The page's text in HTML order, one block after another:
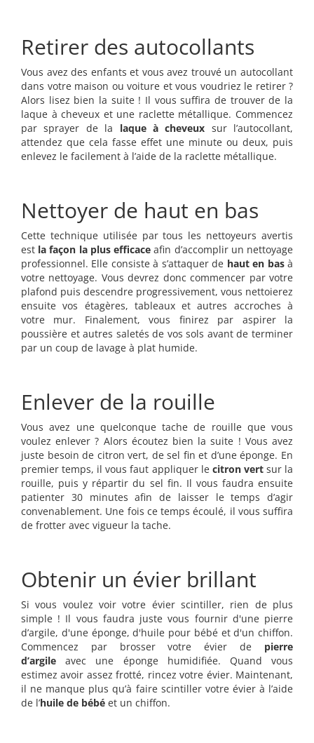
Retirer des autocollants
Vous avez des enfants et vous avez trouvé un autocollant
dans votre maison ou voiture et vous voudriez le retirer ?
Alors lisez bien la suite ! Il vous suffira de trouver de la
laque à cheveux et une raclette métallique. Commencez
par sprayer de la laque à cheveux sur l’autocollant,
attendez que cela fasse effet une minute ou deux, puis
enlevez le facilement à l’aide de la raclette métallique.
Nettoyer de haut en bas
Cette technique utilisée par tous les nettoyeurs avertis
est la façon la plus efficace afin d’accomplir un nettoyage
professionnel. Elle consiste à s’attaquer de haut en basà
votre nettoyage. Vous devrez donc commencer par votre
plafond puis descendre progressivement, vous nettoierez
ensuite vos étagères, tableaux et autres accroches à
votre mur. Finalement, vous finirez par aspirer la
poussière et autres saletés de vos sols avant de terminer
par un coup de lavage à plat humide.
Enlever de la rouille
Vous avez une quelconque tache de rouille que vous
voulez enlever ? Alors écoutez bien la suite ! Vous avez
juste besoin de citron vert, de sel fin et d’une éponge. En
premier temps, il vous faut appliquer le citron vertsur la
rouille, puis y répartir du sel fin. Il vous faudra ensuite
patienter 30 minutes afin de laisser le temps d’agir
convenablement. Une fois ce temps écoulé, il vous suffira
de frotter avec vigueur la tache.
Obtenir un évier brillant
Si vous voulez voir votre évier scintiller, rien de plus
simple ! Il vous faudra juste vous fournir d'une pierre
d’argile, d'une éponge, d'huile pour bébé et d'un chiffon.
Commencez par brosser votre évier de pierre
d’argileavec une éponge humidifiée. Quand vous
estimez avoir assez frotté, rincez votre évier. Maintenant,
il ne manque plus qu’à faire scintiller votre évier à l’aide
de l’huile de bébé et un chiffon.